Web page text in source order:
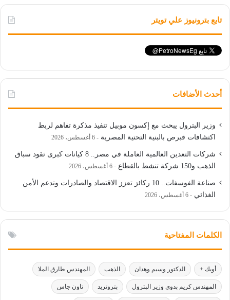
تابع بترونيوز علي تويتر
أحدث الأضافات
وزير البترول يبحث مع إكسون موبيل تنفيذ مذكرة تفاهم لربط
اكتشافات قبرص بالبنية التحتية المصرية
6 أغسطس، 2026
شركات التعدين العالمية العاملة في مصر.. 8 كيانات كبرى تقود سباق
الذهب و150 شركة تنشط بالقطاع
6 أغسطس، 2026
صناعة الفوسفات.. 10 ركائز تعزز الاقتصاد والصادرات وتدعم الأمن
الغذائي
6 أغسطس، 2026
الكلمات المفتاحية
أوبك + الدكتور وسيم وهدان الذهب المهندس طارق الملا
المهندس كريم بدوي وزير البترول بتروتريد تاون جاس